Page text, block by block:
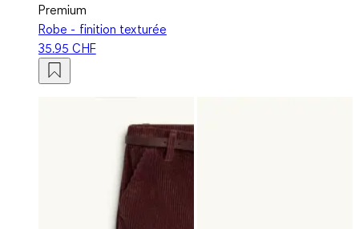
Premium
Robe - finition texturée
35.95 CHF